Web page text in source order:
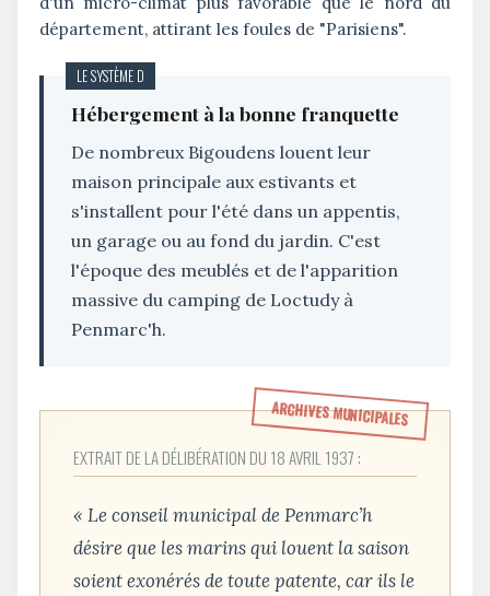
département, attirant les foules de "Parisiens".
LE SYSTÈME D
Hébergement à la bonne franquette
De nombreux Bigoudens louent leur
maison principale aux estivants et
s'installent pour l'été dans un appentis,
un garage ou au fond du jardin. C'est
l'époque des meublés et de l'apparition
massive du camping de Loctudy à
Penmarc'h.
ARCHIVES MUNICIPALES
EXTRAIT DE LA DÉLIBÉRATION DU 18 AVRIL 1937 :
« Le conseil municipal de Penmarc’h
désire que les marins qui louent la saison
soient exonérés de toute patente, car ils le